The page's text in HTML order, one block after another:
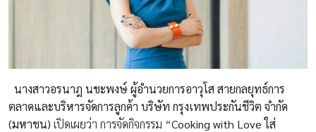
นางสาวอรนาฎ นชะพงษ์ ผู้อำนวยการอาวุโส สายกลยุทธ์การ
ตลาดและบริหารจัดการลูกค้า บริษัท กรุงเทพประกันชีวิต จำกัด
(มหาชน) เปิดเผยว่า การจัดกิจกรรม “Cooking with Love ใส่